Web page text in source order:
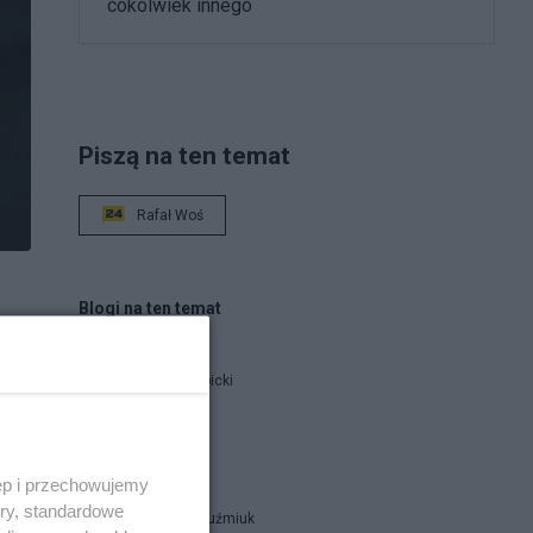
cokolwiek innego
Piszą na ten temat
Rafał Woś
Blogi na ten temat
Jan Filip Libicki
Zbigniew Kuźmiuk
i przechowujemy
standardowe